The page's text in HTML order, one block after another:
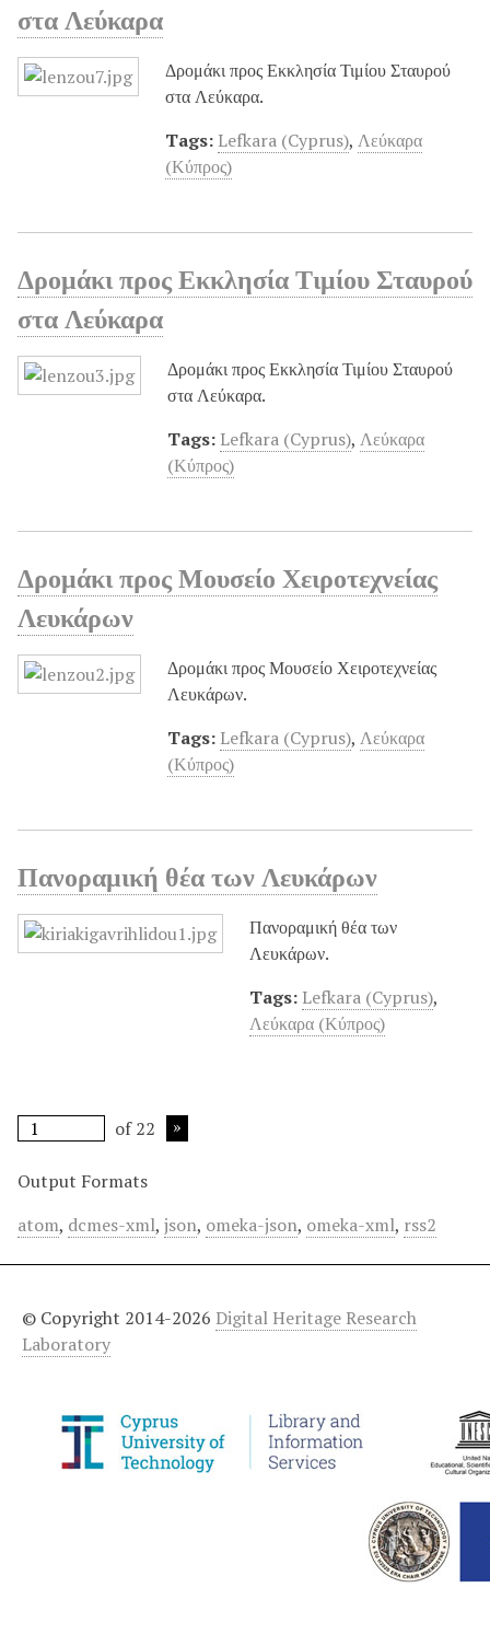
στα Λεύκαρα
Δρομάκι προς Εκκλησία Τιμίου Σταυρού
στα Λεύκαρα.
Tags: Lefkara (Cyprus), Λεύκαρα
(Κύπρος)
Δρομάκι προς Εκκλησία Τιμίου Σταυρού
στα Λεύκαρα
Δρομάκι προς Εκκλησία Τιμίου Σταυρού
στα Λεύκαρα.
Tags: Lefkara (Cyprus), Λεύκαρα
(Κύπρος)
Δρομάκι προς Μουσείο Χειροτεχνείας
Λευκάρων
Δρομάκι προς Μουσείο Χειροτεχνείας
Λευκάρων.
Tags: Lefkara (Cyprus), Λεύκαρα
(Κύπρος)
Πανοραμική θέα των Λευκάρων
Πανοραμική θέα των
Λευκάρων.
Tags: Lefkara (Cyprus),
Λεύκαρα (Κύπρος)
of 22
Output Formats
atom, dcmes-xml, json, omeka-json, omeka-xml, rss2
© Copyright 2014-2026 Digital Heritage Research
Laboratory